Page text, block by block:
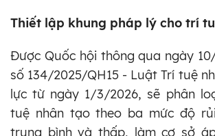
Thiết lập khung pháp lý cho trí
Được Quốc hội thông qua ngày
số 134/2025/QH15 - Luật Trí tuệ
lực từ ngày 1/3/2026, sẽ phân
tuệ nhân tạo theo ba mức độ
trung bình và thấp, làm cơ sở